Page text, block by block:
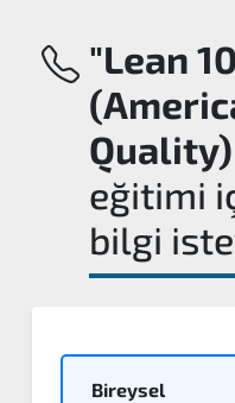
"Lean
eğitimi
bilgi
Bireysel